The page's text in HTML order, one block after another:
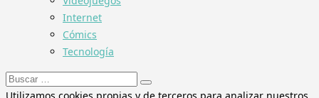
Internet
Cómics
Tecnología
Buscar: